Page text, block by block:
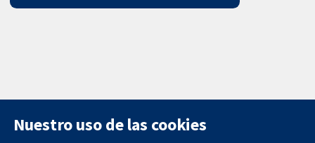
Nuestro uso de las cookies